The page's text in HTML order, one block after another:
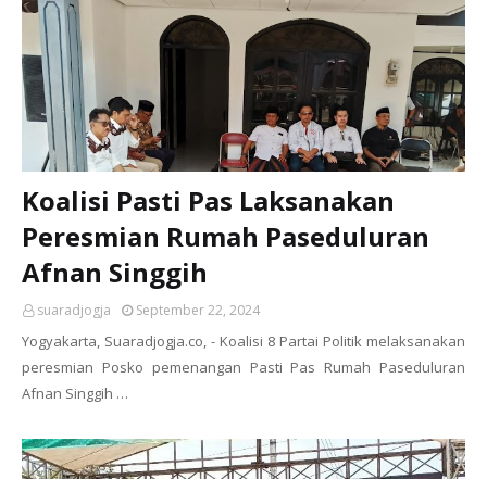
Koalisi Pasti Pas Laksanakan
Peresmian Rumah Paseduluran
Afnan Singgih
suaradjogja September 22, 2024
Yogyakarta, Suaradjogja.co, - Koalisi 8 Partai Politik melaksanakan
peresmian Posko pemenangan Pasti Pas Rumah Paseduluran
Afnan Singgih …